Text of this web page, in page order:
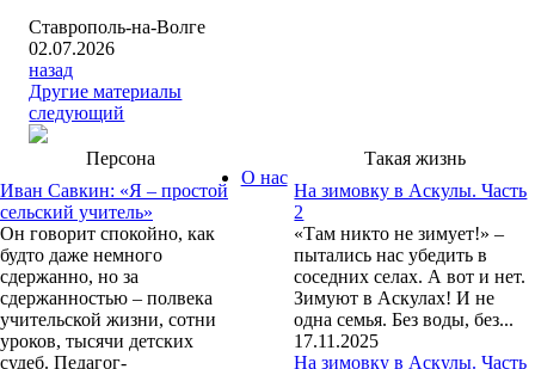
Ставрополь-на-Волге
02.07.2026
назад
Другие материалы
следующий
Персона
Иван Савкин: «Я – простой
сельский учитель»
Он говорит спокойно, как
будто даже немного
сдержанно, но за
сдержанностью – полвека
учительской жизни, сотни
уроков, тысячи детских
судеб. Педагог-
Такая жизнь
На зимовку в Аскулы. Часть
2
«Там никто не зимует!» –
пытались нас убедить в
соседних селах. А вот и нет.
Зимуют в Аскулах! И не
одна семья. Без воды, без...
17.11.2025
На зимовку в Аскулы. Часть
О нас